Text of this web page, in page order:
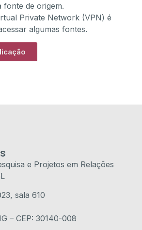
fonte de origem.
Private Network (VPN) é
algumas fontes.
e Projetos em Relações
sala 610
– CEP: 30140-008